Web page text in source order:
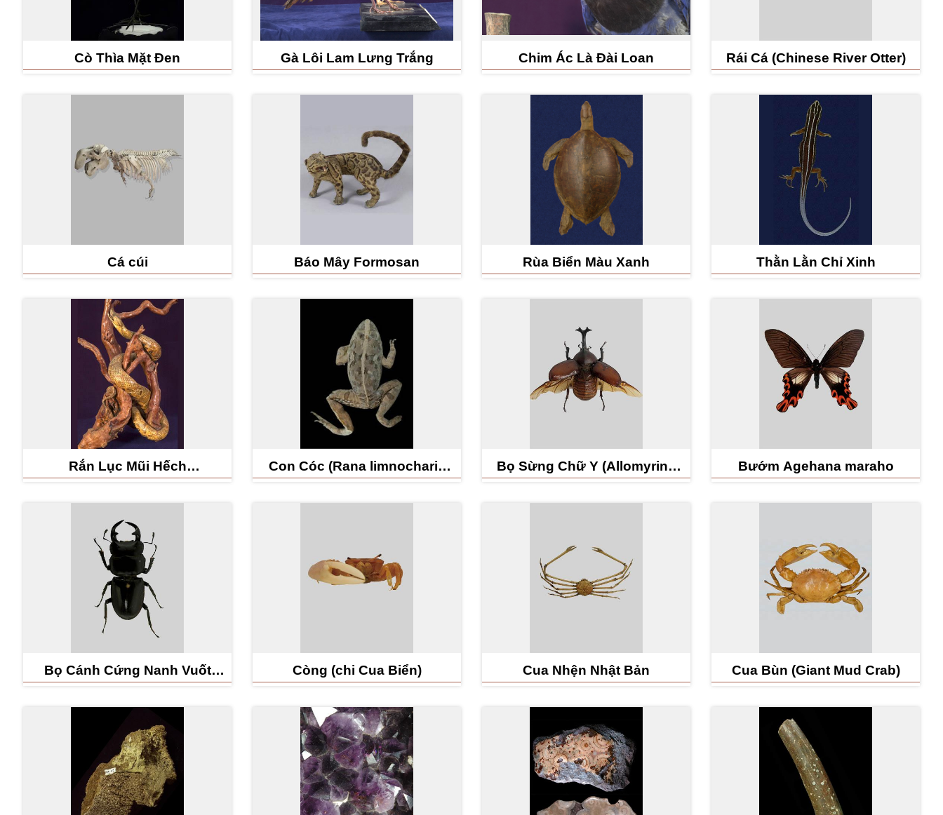
Cò Thìa Mặt Đen Gà Lôi Lam Lưng Trắng Chim Ác Là Đài Loan Rái Cá (Chinese River Otter)
Cá cúi Báo Mây Formosan Rùa Biển Màu Xanh Thằn Lằn Chỉ Xinh
Rắn Lục Mũi Hếch
Con Cóc (Rana limnocharis
Bọ Sừng Chữ Y (Allomyrina
Bướm Agehana maraho
Bọ Cánh Cứng Nanh Vuốt
Còng (chi Cua Biển) Cua Nhện Nhật Bản Cua Bùn (Giant Mud Crab)